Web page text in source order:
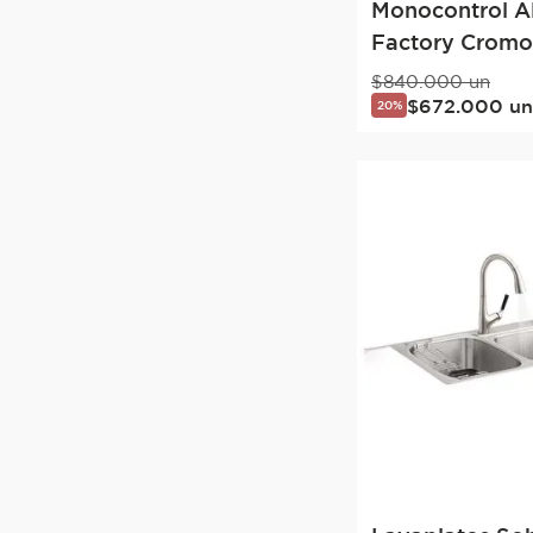
Monocontrol
Factory
$840.000 un
20% $672.000 un